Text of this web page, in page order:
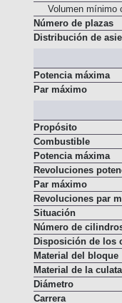
Volumen con
Volumen mínimo
Número de plazas
Potencia máxima
Propósito
Combustible
Potencia máxima
Revoluciones
Par máximo
Revoluciones par
Situación
Número de
Disposición de los
Material del bloque
Material de la culata
Diámetro